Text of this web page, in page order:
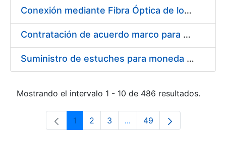
Conexión mediante Fibra Óptica de los Centros de Proceso de Datos (CPDs) de las sedes de la FNMT-RCM de Burgos y Madrid
Contratación de acuerdo marco para el Suministro de Material de Electricidad para la Fábrica Nacional de Moneda y Timbre-Real Casa de la Moneda en su centro de trabajo de Burgos
Suministro de estuches para moneda de 30 €
Mostrando el intervalo 1 - 10 de 486 resultados.
Página
1 Página
2 Página
3 ...Páginas intermedias Use
Página
49